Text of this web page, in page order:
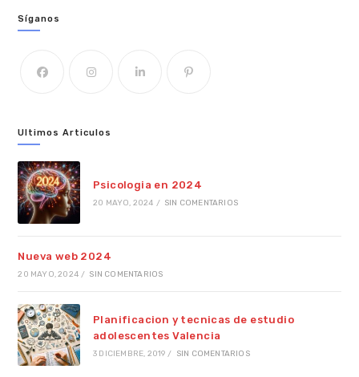
Síganos
Ultimos Articulos
Psicologia en 2024
20 MAYO, 2024 / SIN COMENTARIOS
Nueva web 2024
20 MAYO, 2024 / SIN COMENTARIOS
Planificacion y tecnicas de estudio
adolescentes Valencia
3 DICIEMBRE, 2019 / SIN COMENTARIOS